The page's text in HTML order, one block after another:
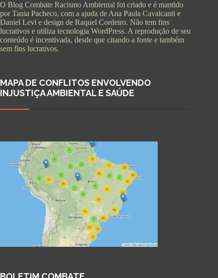
O Blog Combate Racismo Ambiental foi criado e é mantido
por Tania Pacheco, com a ajuda de Ana Paula Cavalcanti e
Daniel Levi e design de Raquel Cordeiro. Não tem fins
lucrativos e utiliza tecnologia WordPress. A reprodução de seu
conteúdo é incentivada, desde que citando a fonte e também
sem fins lucrativos.
MAPA DE CONFLITOS ENVOLVENDO
INJUSTIÇA AMBIENTAL E SAÚDE